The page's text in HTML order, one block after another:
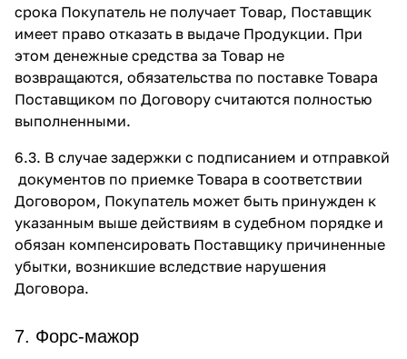
срока Покупатель не получает Товар, Поставщик
имеет право отказать в выдаче Продукции. При
этом денежные средства за Товар не
возвращаются, обязательства по поставке Товара
Поставщиком по Договору считаются полностью
выполненными.
6.3. В случае задержки с подписанием и отправкой
документов по приемке Товара в соответствии
Договором, Покупатель может быть принужден к
указанным выше действиям в судебном порядке и
обязан компенсировать Поставщику причиненные
убытки, возникшие вследствие нарушения
Договора.
7. Форс-мажор